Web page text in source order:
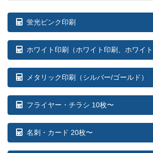
蛍光ピンク印刷
ホワイト印刷 （ホワイト印刷、ホワイ
メタリック印刷（シルバー/ゴールド）
フライヤー・チラシ 10枚〜
名刺・カード 20枚〜